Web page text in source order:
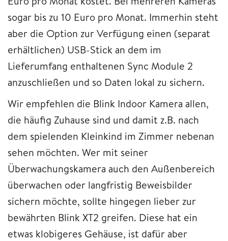
sogar bis zu 10 Euro pro Monat. Immerhin steht
aber die Option zur Verfügung einen (separat
erhältlichen) USB-Stick an dem im
Lieferumfang enthaltenen Sync Module 2
anzuschließen und so Daten lokal zu sichern.
Wir empfehlen die Blink Indoor Kamera allen,
die häufig Zuhause sind und damit z.B. nach
dem spielenden Kleinkind im Zimmer nebenan
sehen möchten. Wer mit seiner
Überwachungskamera auch den Außenbereich
überwachen oder langfristig Beweisbilder
sichern möchte, sollte hingegen lieber zur
bewährten Blink XT2 greifen. Diese hat ein
etwas klobigeres Gehäuse, ist dafür aber